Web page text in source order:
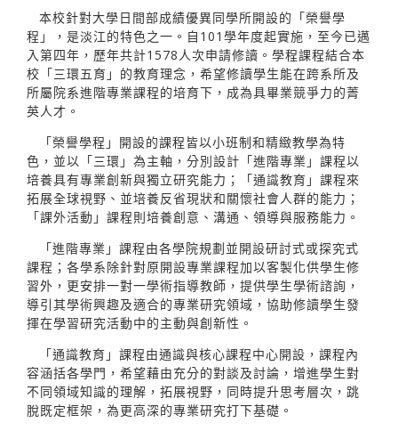
本校針對大學日間部成績優異同學所開設的「榮譽學
程」，是淡江的特色之一。自101學年度起實施，至今已邁
入第四年，歷年共計1578人次申請修讀。學程課程結合本
校「三環五育」的教育理念，希望修讀學生能在跨系所及
所屬院系進階專業課程的培育下，成為具畢業競爭力的菁
英人才。
「榮譽學程」開設的課程皆以小班制和精緻教學為特
色，並以「三環」為主軸，分別設計「進階專業」課程以
培養具有專業創新與獨立研究能力；「通識教育」課程來
拓展全球視野、並培養反省現狀和關懷社會人群的能力；
「課外活動」課程則培養創意、溝通、領導與服務能力。
「進階專業」課程由各學院規劃並開設研討式或探究式
課程；各學系除針對原開設專業課程加以客製化供學生修
習外，更安排一對一學術指導教師，提供學生學術諮詢，
導引其學術興趣及適合的專業研究領域，協助修讀學生發
揮在學習研究活動中的主動與創新性。
「通識教育」課程由通識與核心課程中心開設，課程內
容涵括各學門，希望藉由充分的對談及討論，增進學生對
不同領域知識的理解，拓展視野，同時提升思考層次，跳
脫既定框架，為更高深的專業研究打下基礎。